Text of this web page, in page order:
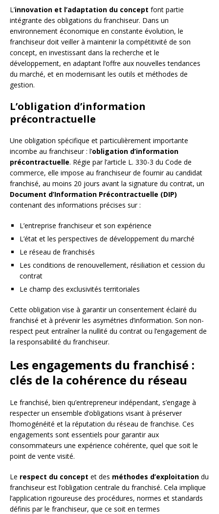
L’innovation et l’adaptation du concept font partie
intégrante des obligations du franchiseur. Dans un
environnement économique en constante évolution, le
franchiseur doit veiller à maintenir la compétitivité de son
concept, en investissant dans la recherche et le
développement, en adaptant l’offre aux nouvelles tendances
du marché, et en modernisant les outils et méthodes de
gestion.
L’obligation d’information
précontractuelle
Une obligation spécifique et particulièrement importante
incombe au franchiseur : l’obligation d’information
précontractuelle. Régie par l’article L. 330-3 du Code de
commerce, elle impose au franchiseur de fournir au candidat
franchisé, au moins 20 jours avant la signature du contrat, un
Document d’Information Précontractuelle (DIP)
contenant des informations précises sur :
L’entreprise franchiseur et son expérience
L’état et les perspectives de développement du marché
Le réseau de franchisés
Les conditions de renouvellement, résiliation et cession du
contrat
Le champ des exclusivités territoriales
Cette obligation vise à garantir un consentement éclairé du
franchisé et à prévenir les asymétries d’information. Son non-
respect peut entraîner la nullité du contrat ou l’engagement de
la responsabilité du franchiseur.
Les engagements du franchisé :
clés de la cohérence du réseau
Le franchisé, bien qu’entrepreneur indépendant, s’engage à
respecter un ensemble d’obligations visant à préserver
l’homogénéité et la réputation du réseau de franchise. Ces
engagements sont essentiels pour garantir aux
consommateurs une expérience cohérente, quel que soit le
point de vente visité.
Le respect du concept et des méthodes d’exploitation du
franchiseur est l’obligation centrale du franchisé. Cela implique
l’application rigoureuse des procédures, normes et standards
définis par le franchiseur, que ce soit en termes